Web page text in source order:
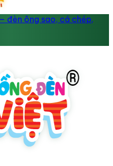
đèn ông sao, cá chép,